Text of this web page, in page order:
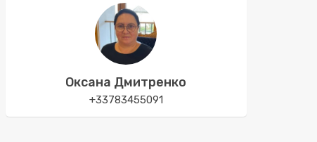
Оксана Дмитренко
+33783455091